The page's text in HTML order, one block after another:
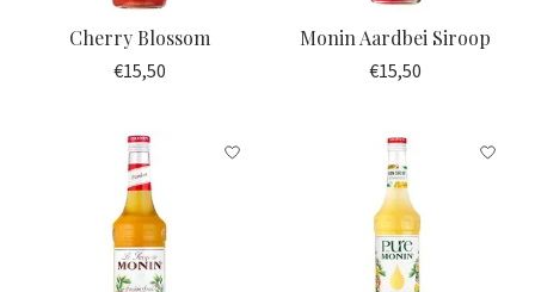
Cherry Blossom
€15,50
Monin Aardbei Siroop
€15,50